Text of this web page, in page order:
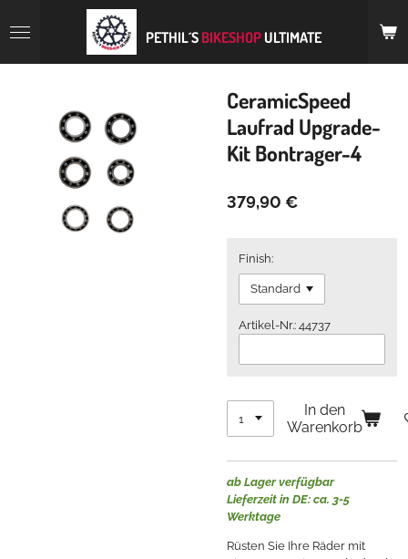
Hauptinhalt
PETHIL´S BIKESHOP ULTIMATE
CeramicSpeed
Laufrad Upgrade-
Kit Bontrager-4
379,90 €
Finish:
Artikel-Nr.: 44737
In den
Warenkorb
ab Lager verfügbar
Lieferzeit in DE: ca. 3-5
Werktage
Rüsten Sie Ihre Räder mit